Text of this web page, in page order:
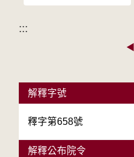
:::
◀
解釋字號
釋字第658號
解釋公布院令